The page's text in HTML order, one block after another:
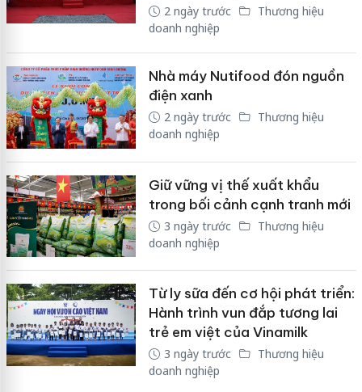
2 ngày trước
Thương hiệu
doanh nghiệp
Nhà máy Nutifood đón nguồn
điện xanh
2 ngày trước
Thương hiệu
doanh nghiệp
Giữ vững vị thế xuất khẩu
trong bối cảnh cạnh tranh mới
3 ngày trước
Thương hiệu
doanh nghiệp
Từ ly sữa đến cơ hội phát triển:
Hành trình vun đắp tương lai
trẻ em việt của Vinamilk
3 ngày trước
Thương hiệu
doanh nghiệp